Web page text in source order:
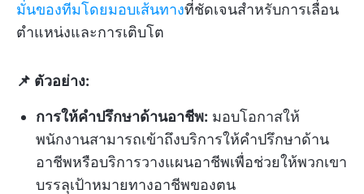
มั่นของทีมโดยมอบเส้นทางที่ชัดเจนสำหรับการเลื่อน
ตำแหน่งและการเติบโต
📌 ตัวอย่าง:
การให้คำปรึกษาด้านอาชีพ: มอบโอกาสให้
พนักงานสามารถเข้าถึงบริการให้คำปรึกษาด้าน
อาชีพหรือบริการวางแผนอาชีพเพื่อช่วยให้พวกเขา
บรรลุเป้าหมายทางอาชีพของตน